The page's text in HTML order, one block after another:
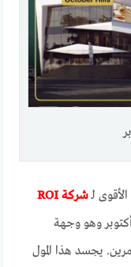
لـ
شركة ROI
وهو وجهة
يجسد هذا المول